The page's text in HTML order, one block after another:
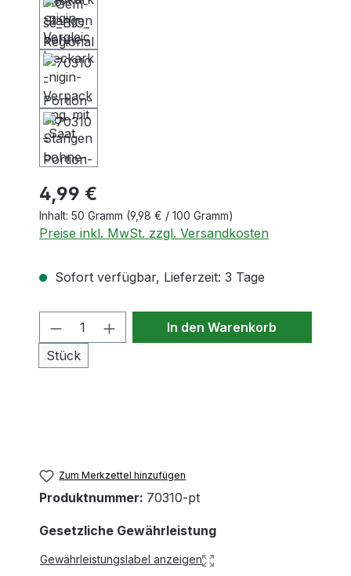
4,99 €
Inhalt: 50 Gramm (9,98 € / 100 Gramm)
Preise inkl. MwSt. zzgl. Versandkosten
Sofort verfügbar, Lieferzeit: 3 Tage
Produkt Anzahl: Gib den
Stück
In den Warenkorb
Zum Merkzettel hinzufügen
Produktnummer: 70310-pt
Gesetzliche Gewährleistung
Gewährleistungslabel anzeigen